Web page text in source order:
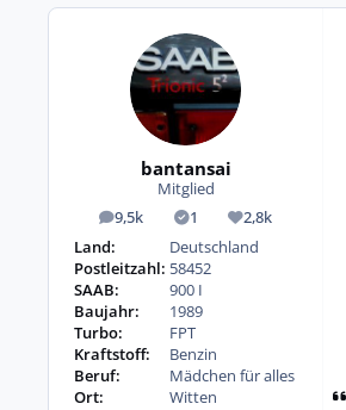
bantansai
Mitglied
9,5k
Beiträge 1
Lösungen2,8k
Reputation
Land:
Deutschland
Postleitzahl: 58452
SAAB:
900 I
Baujahr:
1989
Turbo:
FPT
Kraftstoff:
Benzin
Beruf:
Mädchen für alles
Ort:
Witten